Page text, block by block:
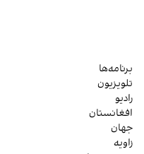
برنامه‌ها
تلویزیون
رادیو
افغانستان
جهان
زاویه